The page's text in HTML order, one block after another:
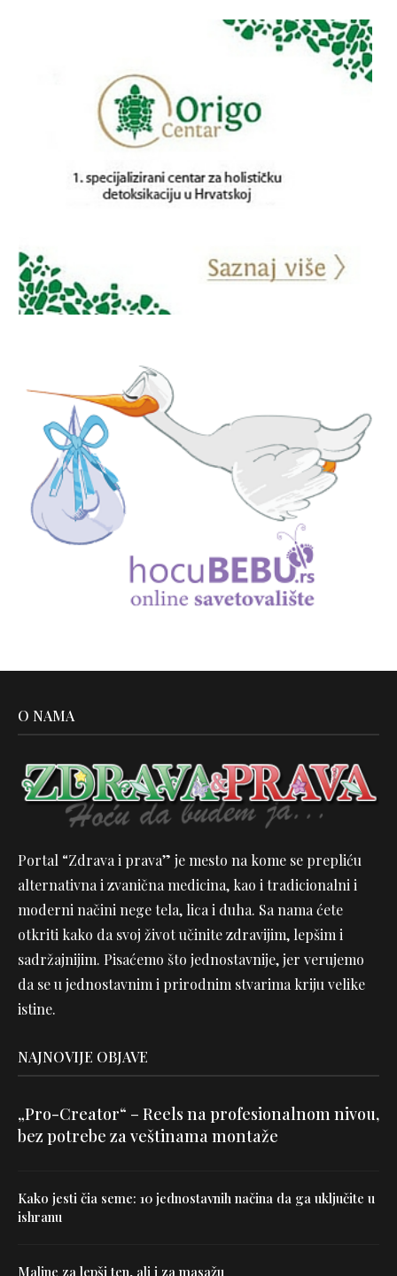
O NAMA
Portal “Zdrava i prava” je mesto na kome se prepliću
alternativna i zvanična medicina, kao i tradicionalni i
moderni načini nege tela, lica i duha. Sa nama ćete
otkriti kako da svoj život učinite zdravijim, lepšim i
sadržajnijim. Pisaćemo što jednostavnije, jer verujemo
da se u jednostavnim i prirodnim stvarima kriju velike
istine.
NAJNOVIJE OBJAVE
„Pro-Creator“ – Reels na profesionalnom nivou,
bez potrebe za veštinama montaže
Kako jesti čia seme: 10 jednostavnih načina da ga uključite u
ishranu
Maline za lepši ten, ali i za masažu